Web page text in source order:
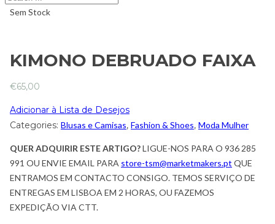
Sem Stock
KIMONO DEBRUADO FAIXA
€65,00
Adicionar à Lista de Desejos
Categories: Blusas e Camisas, Fashion & Shoes, Moda Mulher
QUER ADQUIRIR ESTE ARTIGO?LIGUE-NOS PARA O 936 285
991 OU ENVIE EMAIL PARA store-tsm@marketmakers.pt QUE
ENTRAMOS EM CONTACTO CONSIGO. TEMOS SERVIÇO DE
ENTREGAS EM LISBOA EM 2 HORAS, OU FAZEMOS
EXPEDIÇÃO VIA CTT.